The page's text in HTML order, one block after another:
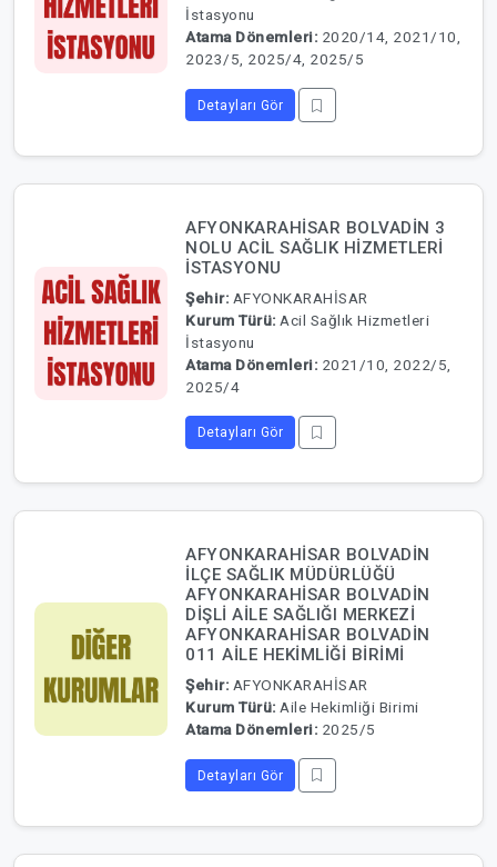
İstasyonu
Atama Dönemleri: 2020/14, 2021/10,
2023/5, 2025/4, 2025/5
Detayları Gör
AFYONKARAHİSAR BOLVADİN 3
NOLU ACİL SAĞLIK HİZMETLERİ
İSTASYONU
Şehir: AFYONKARAHİSAR
Kurum Türü: Acil Sağlık Hizmetleri
İstasyonu
Atama Dönemleri: 2021/10, 2022/5,
2025/4
Detayları Gör
AFYONKARAHİSAR BOLVADİN
İLÇE SAĞLIK MÜDÜRLÜĞÜ
AFYONKARAHİSAR BOLVADİN
DİŞLİ AİLE SAĞLIĞI MERKEZİ
AFYONKARAHİSAR BOLVADİN
011 AİLE HEKİMLİĞİ BİRİMİ
Şehir: AFYONKARAHİSAR
Kurum Türü: Aile Hekimliği Birimi
Atama Dönemleri: 2025/5
Detayları Gör